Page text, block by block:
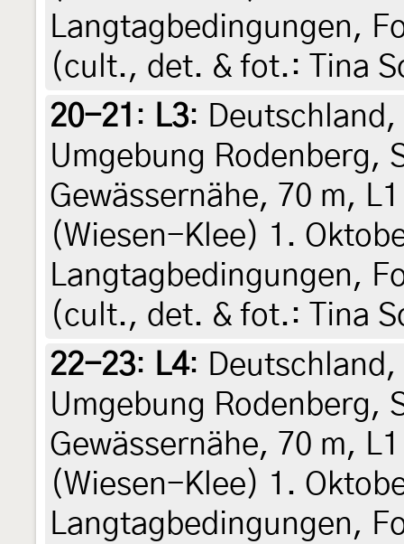
Langtagbedingungen,
(cult., det. & fot.: Tina
20-21 : L3:
Umgebung Rodenberg,
Gewässernähe, 70 m,
(Wiesen-Klee) 1.
Langtagbedingungen,
(cult., det. & fot.: Tina
22-23: L4:
Umgebung Rodenberg,
Gewässernähe, 70 m,
(Wiesen-Klee) 1.
Langtagbedingungen,